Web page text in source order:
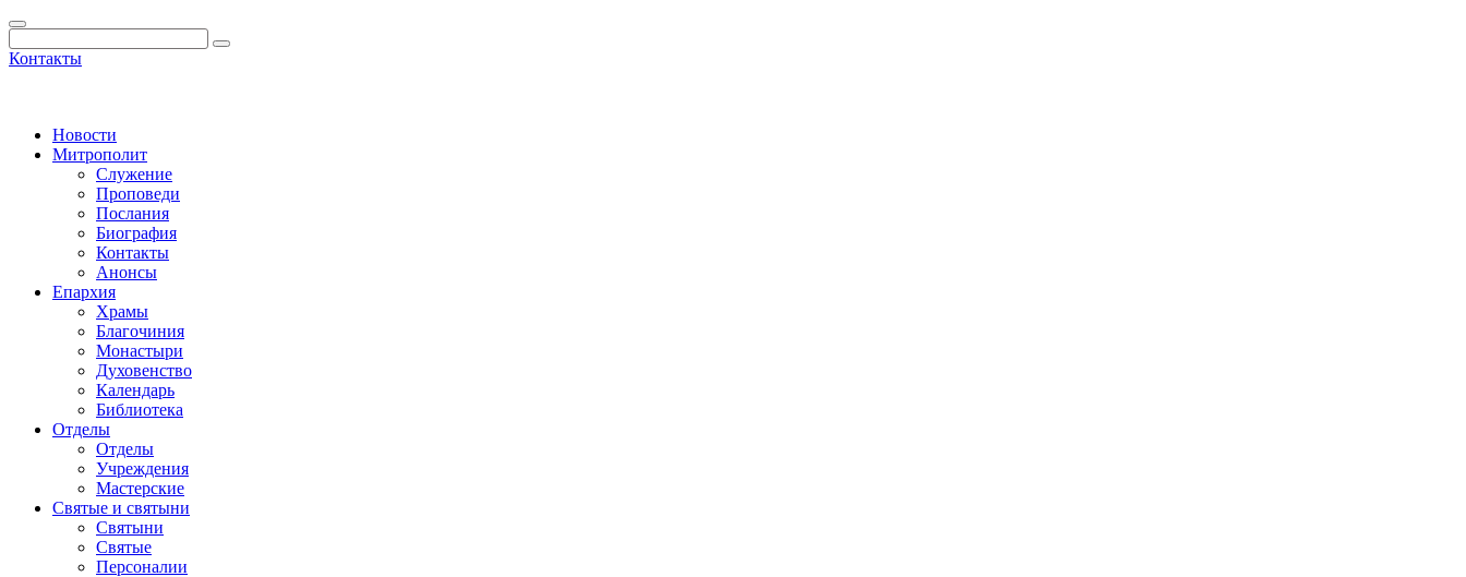
Контакты
Новости
Митрополит
Служение
Проповеди
Послания
Биография
Контакты
Анонсы
Епархия
Храмы
Благочиния
Монастыри
Духовенство
Календарь
Библиотека
Отделы
Отделы
Учреждения
Мастерские
Святые и святыни
Cвятыни
Cвятые
Персоналии